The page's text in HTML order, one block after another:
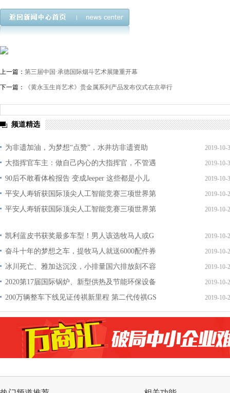
上一篇： 第三届中国·承德国际烟斗艺术展隆重开幕
下一篇： 《黄永玉生肖艺术》贵金属系列产品发布仪式在京举行
频道精选
为非遗加油，为梦想“点赞”，水井坊非遗资助 2019-10-
大指挥官车主：做自己内心的大指挥官，不管遇 2019-10-
90后不敢看体检报告 变成Jeeper 这些都是小儿 2019-10-
平安人寿斩获国际顶尖人工智能竞赛三项世界第 2019-10-
平安人寿斩获国际顶尖人工智能竞赛三项世界第 2019-10-
凯利蓝皮书获奖最多车型！男人该选牧马人或G 2019-10-
奋斗十年的梦想之车，提牧马人就送6000配件券 2019-10-
冰川死亡、雅加达沉没，小排量国六排放刻不容 2019-10-
2020第17届国际锅炉、新型供热及节能环保设备 2019-10-
200万辆整车下线见证传祺新里程 第二代传祺GS 2019-10-